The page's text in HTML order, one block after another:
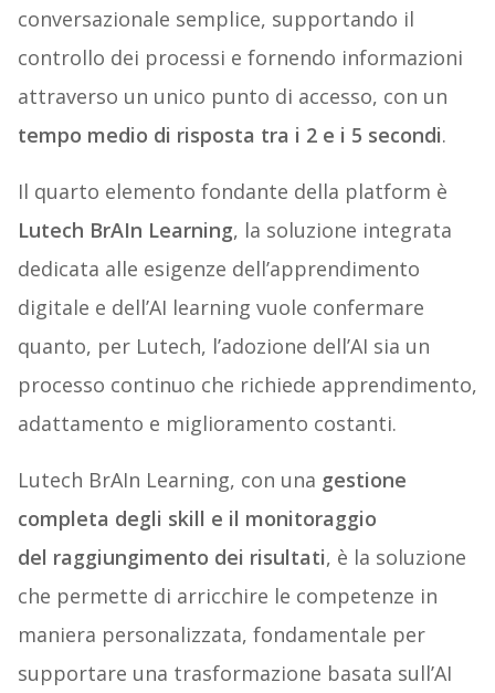
conversazionale semplice, supportando il
controllo dei processi e fornendo informazioni
attraverso un unico punto di accesso, con un
tempo medio di risposta tra i 2 e i 5 secondi.
Il quarto elemento fondante della platform è
Lutech BrAIn Learning, la soluzione integrata
dedicata alle esigenze dell’apprendimento
digitale e dell’AI learning vuole confermare
quanto, per Lutech, l’adozione dell’AI sia un
processo continuo che richiede apprendimento,
adattamento e miglioramento costanti.
Lutech BrAIn Learning, con una gestione
completa degli skill e il monitoraggio
del raggiungimento dei risultati, è la soluzione
che permette di arricchire le competenze in
maniera personalizzata, fondamentale per
supportare una trasformazione basata sull’AI